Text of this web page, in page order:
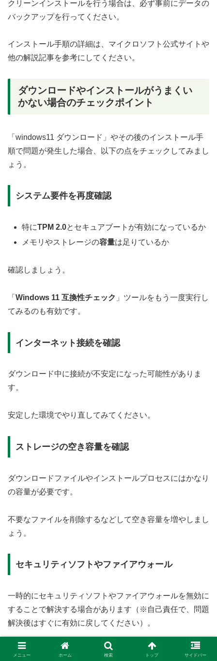
クリーンインストールを行う場合は、必ず事前にデータの
バックアップを行ってください。
インストール手順の詳細は、マイクロソフト公式サイトや
他の解説記事を参考にしてください。
ダウンロードやインストールがうまくい
かない場合のチェックポイント
「windows11 ダウンロード」やその後のインストール手
順で問題が発生した場合、以下の点をチェックしてみまし
ょう。
システム要件を再度確認
特にTPM 2.0とセキュアブートが有効になっているか
メモリやストレージの容量は足りているか
確認しましょう。
「 Windows 11 互換性チェック 」ツールをもう一度実行し
てみるのも有効です。
インターネット接続を確認
ダウンロード中に接続が不安定になった可能性がありま
す。
安定した環境でやり直してみてください。
ストレージの空き容量を確認
ダウンロードファイルやインストールプロセスにはかなり
の容量が必要です。
不要なファイルを削除するなどして空き容量を増やしまし
ょう。
セキュリティソフトやファイアウォール
一時的にセキュリティソフトやファイアウォールを無効に
することで解決する場合があります（※自己責任で、問題
解決後はすぐに有効に戻してください）。
ツールやISOファイルを再ダウンロード
メニュー ホーム 検索 トップ サイドバー